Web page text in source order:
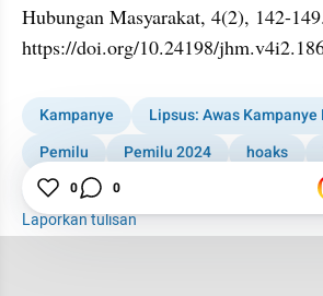
Hubungan Masyarakat, 4(2), 142-149.
https://doi.org/10.24198/
Kampanye Lipsus: Awas
Pemilu
Pemilu 2024 hoaks
Penyebar Hoaks
Laporkan tulisan
0 0